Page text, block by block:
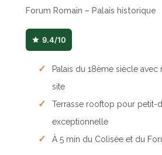
Forum Romain – Palais historique
9.4/10
Palais du 18ème siècle avec
site
Terrasse rooftop pour petit-
exceptionnelle
À 5 min du Colisée et du